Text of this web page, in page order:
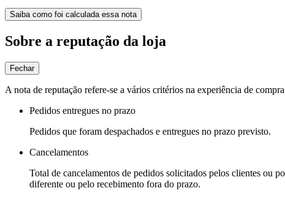
Saiba como foi calculada essa nota
Sobre a reputação da loja
Fechar
A nota de reputação refere-se a vários critérios na experiência de
Pedidos entregues no prazo
Pedidos que foram despachados e entregues no prazo previsto.
Cancelamentos
Total de cancelamentos de pedidos solicitados pelos clientes ou
diferente ou pelo recebimento fora do prazo.